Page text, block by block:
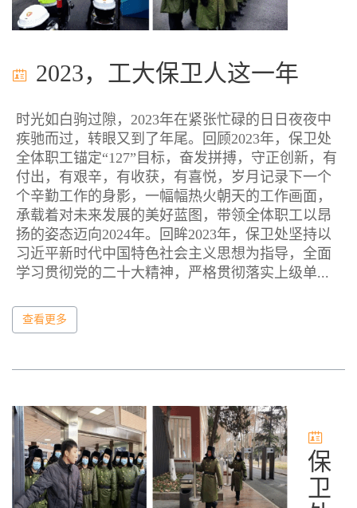
2023，工大保卫人这一年
时光如白驹过隙，2023年在紧张忙碌的日日夜夜中
疾驰而过，转眼又到了年尾。回顾2023年，保卫处
全体职工锚定“127”目标，奋发拼搏，守正创新，有
付出，有艰辛，有收获，有喜悦，岁月记录下一个
个辛勤工作的身影，一幅幅热火朝天的工作画面，
承载着对未来发展的美好蓝图，带领全体职工以昂
扬的姿态迈向2024年。回眸2023年，保卫处坚持以
习近平新时代中国特色社会主义思想为指导，全面
学习贯彻党的二十大精神，严格贯彻落实上级单...
查看更多
保
卫